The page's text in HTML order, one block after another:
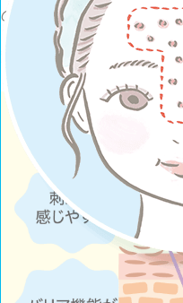
のが特徴です。
ティーン